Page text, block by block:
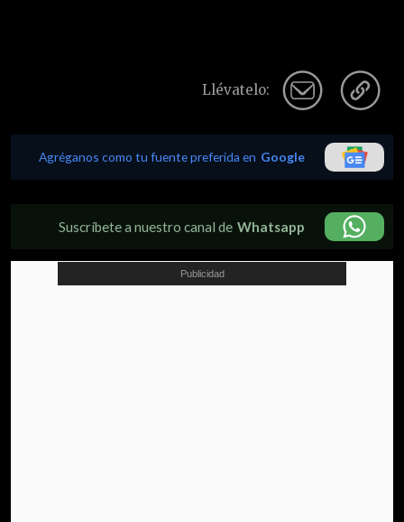
Llévatelo:
Agréganos como tu fuente preferida en Google
Suscríbete a nuestro canal de Whatsapp